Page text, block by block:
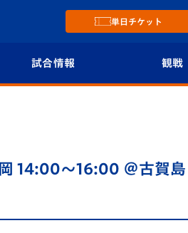
単日チケット
試合情報
順位表
観戦
岡 14:00～16:00 ＠古